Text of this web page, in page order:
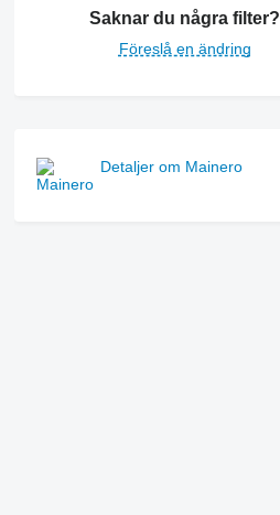
Saknar du några filter?
Föreslå en ändring
Detaljer om Mainero